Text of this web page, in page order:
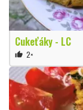
Cukeťáky - LC
thumb_up 2×